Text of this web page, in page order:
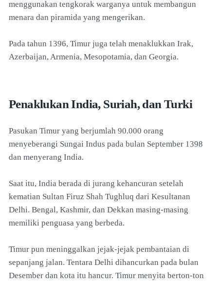
menggunakan tengkorak warganya untuk membangun
menara dan piramida yang mengerikan.
Pada tahun 1396, Timur juga telah menaklukkan Irak,
Azerbaijan, Armenia, Mesopotamia, dan Georgia.
Penaklukan India, Suriah, dan Turki
Pasukan Timur yang berjumlah 90.000 orang
menyeberangi Sungai Indus pada bulan September 1398
dan menyerang India.
Saat itu, India berada di jurang kehancuran setelah
kematian Sultan Firuz Shah Tughluq dari Kesultanan
Delhi. Bengal, Kashmir, dan Dekkan masing-masing
memiliki penguasa yang berbeda.
Timur pun meninggalkan jejak-jejak pembantaian di
sepanjang jalan. Tentara Delhi dihancurkan pada bulan
Desember dan kota itu hancur. Timur menyita berton-ton